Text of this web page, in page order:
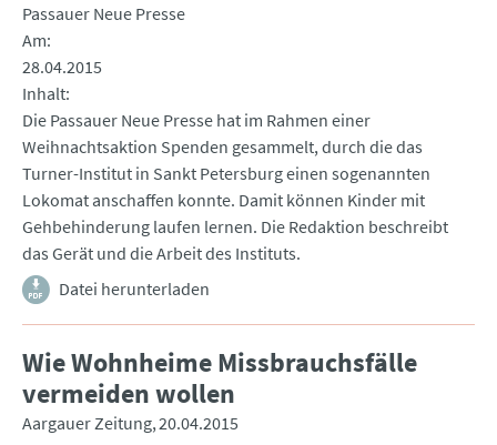
Passauer Neue Presse
Am
28.04.2015
Inhalt
Die Passauer Neue Presse hat im Rahmen einer
Weihnachtsaktion Spenden gesammelt, durch die das
Turner-Institut in Sankt Petersburg einen sogenannten
Lokomat anschaffen konnte. Damit können Kinder mit
Gehbehinderung laufen lernen. Die Redaktion beschreibt
das Gerät und die Arbeit des Instituts.
Datei herunterladen
Wie Wohnheime Missbrauchsfälle
vermeiden wollen
Aargauer Zeitung 20.04.2015